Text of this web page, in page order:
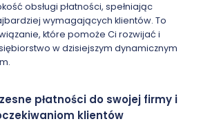
obsługi płatności, spełniając
wymagających klientów. To
które pomoże Ci rozwijać i
w dzisiejszym dynamicznym
płatności do swojej firmy i
klientów